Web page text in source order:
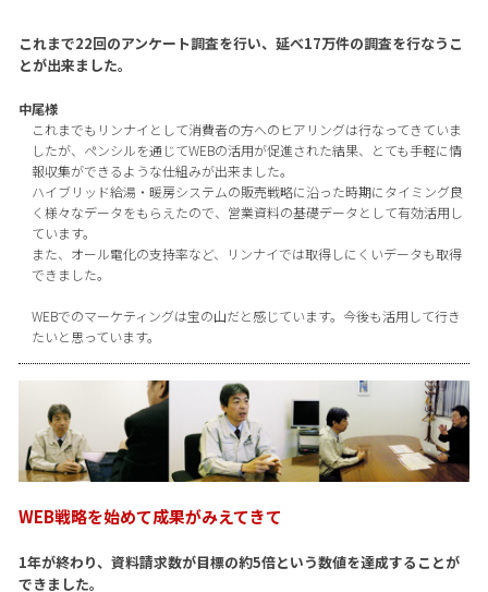
これまで22回のアンケート調査を行い、延べ17万件の調査を行なうこ
とが出来ました。
中尾様
これまでもリンナイとして消費者の方へのヒアリングは行なってきていま
したが、ペンシルを通じてWEBの活用が促進された結果、とても手軽に情
報収集ができるような仕組みが出来ました。
ハイブリッド給湯・暖房システムの販売戦略に沿った時期にタイミング良
く様々なデータをもらえたので、営業資料の基礎データとして有効活用し
ています。
また、オール電化の支持率など、リンナイでは取得しにくいデータも取得
できました。
WEBでのマーケティングは宝の山だと感じています。今後も活用して行き
たいと思っています。
WEB戦略を始めて成果がみえてきて
1年が終わり、資料請求数が目標の約5倍という数値を達成することが
できました。